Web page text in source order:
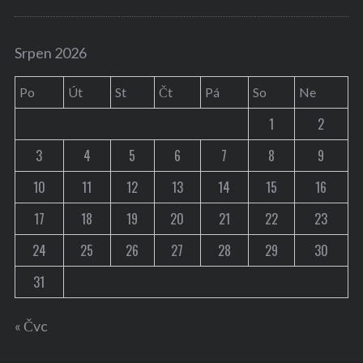
Srpen 2026
Po Út St Čt Pá So Ne
1
2
3
4 5 6 7 8
9
10
11 12 13 14 15
16
17
18 19 20 21 22
23
24
25 26 27 28 29
30
31
« Čvc